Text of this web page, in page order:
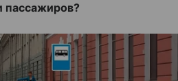
пассажиров?